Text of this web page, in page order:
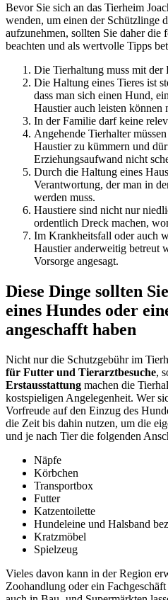
Bevor Sie sich an das Tierheim
wenden, um einen der Schützlinge
aufzunehmen, sollten Sie daher die
beachten und als wertvolle Tipps
Die Tierhaltung muss mit der
Die Haltung eines Tieres ist
dass man sich einen Hund,
Haustier auch leisten können
In der Familie darf keine
Angehende Tierhalter
Haustier zu kümmern und
Erziehungsaufwand nicht
Durch die Haltung eines
Verantwortung, der man in
werden muss.
Haustiere sind nicht nur
ordentlich Dreck machen,
Im Krankheitsfall oder auch
Haustier anderweitig betreut
Vorsorge angesagt.
Diese Dinge sollten
eines Hundes oder
angeschafft haben
Nicht nur die Schutzgebühr im
für Futter und Tierarztbesuche,
Erstausstattung machen die
kostspieligen Angelegenheit. Wer
Vorfreude auf den Einzug des
die Zeit bis dahin nutzen, um die
und je nach Tier die folgenden
Näpfe
Körbchen
Transportbox
Futter
Katzentoilette
Hundeleine und Halsband
Kratzmöbel
Spielzeug
Vieles davon kann in der Region
Zoohandlung oder ein